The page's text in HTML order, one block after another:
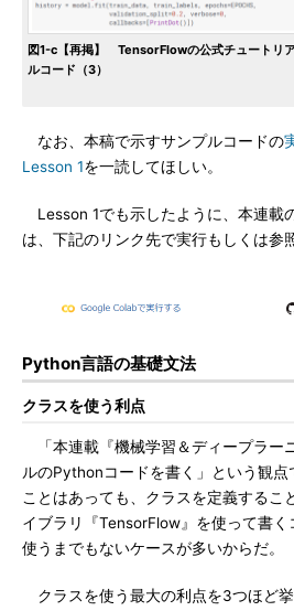
図1-c【再掲】 TensorFlowの公式チュートリ
ルコード（3）
なお、本稿で示すサンプルコードの
Lesson 1を一読してほしい。
Lesson 1でも示したように、本連載
は、下記のリンク先で実行もしくは参
Python言語の基礎文法
クラスを使う利点
「本連載『機械学習＆ディープラー
ルのPythonコードを書く」という観
ことはあっても、クラスを定義するこ
イブラリ『TensorFlow』を使って書
使うまでもないケースが多いからだ。
クラスを使う最大の利点を3つほど